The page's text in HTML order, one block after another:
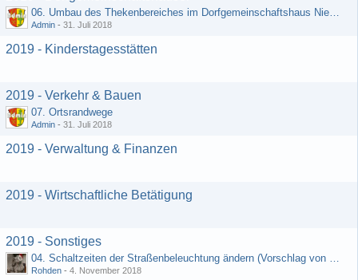
06. Umbau des Thekenbereiches im Dorfgemeinschaftshaus Niedermeilingen und Schaffung eines Lagerraumes
Admin - 31. Juli 2018
2019 - Kinderstagesstätten
2019 - Verkehr & Bauen
07. Ortsrandwege
Admin - 31. Juli 2018
2019 - Verwaltung & Finanzen
2019 - Wirtschaftliche Betätigung
2019 - Sonstiges
04. Schaltzeiten der Straßenbeleuchtung ändern (Vorschlag von Hermann Rädiker 01.07.2018)
Rohden - 4. November 2018